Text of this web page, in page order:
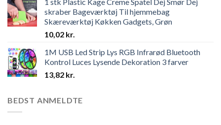
skraber Bageværktøj Til hjemmebag
Skæreværktøj Køkken Gadgets, Grøn
10,02 kr.
1M USB Led Strip Lys RGB Infrarød Bluetooth
Kontrol Luces Lysende Dekoration 3 farver
13,82 kr.
BEDST ANMELDTE